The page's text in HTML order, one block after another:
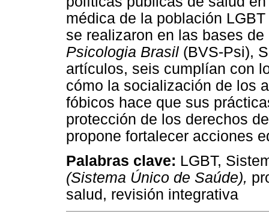
médica de la población
se realizaron en las bases
Psicologia Brasil (BVS-Psi),
artículos, seis cumplían con
cómo la socialización de los
fóbicos hace que sus
protección de los derechos
propone fortalecer acciones
Palabras clave: LGBT,
(Sistema Único de Saúde),
salud, revisión integrativa